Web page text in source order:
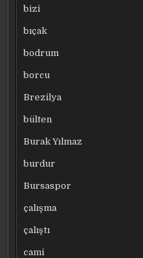
bizi
bıçak
bodrum
borcu
Brezilya
bülten
Burak Yılmaz
burdur
Bursaspor
çalışma
çalıştı
cami